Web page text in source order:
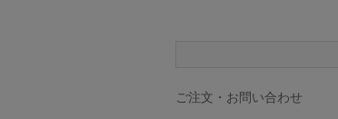
ご注文・お問い合わせ